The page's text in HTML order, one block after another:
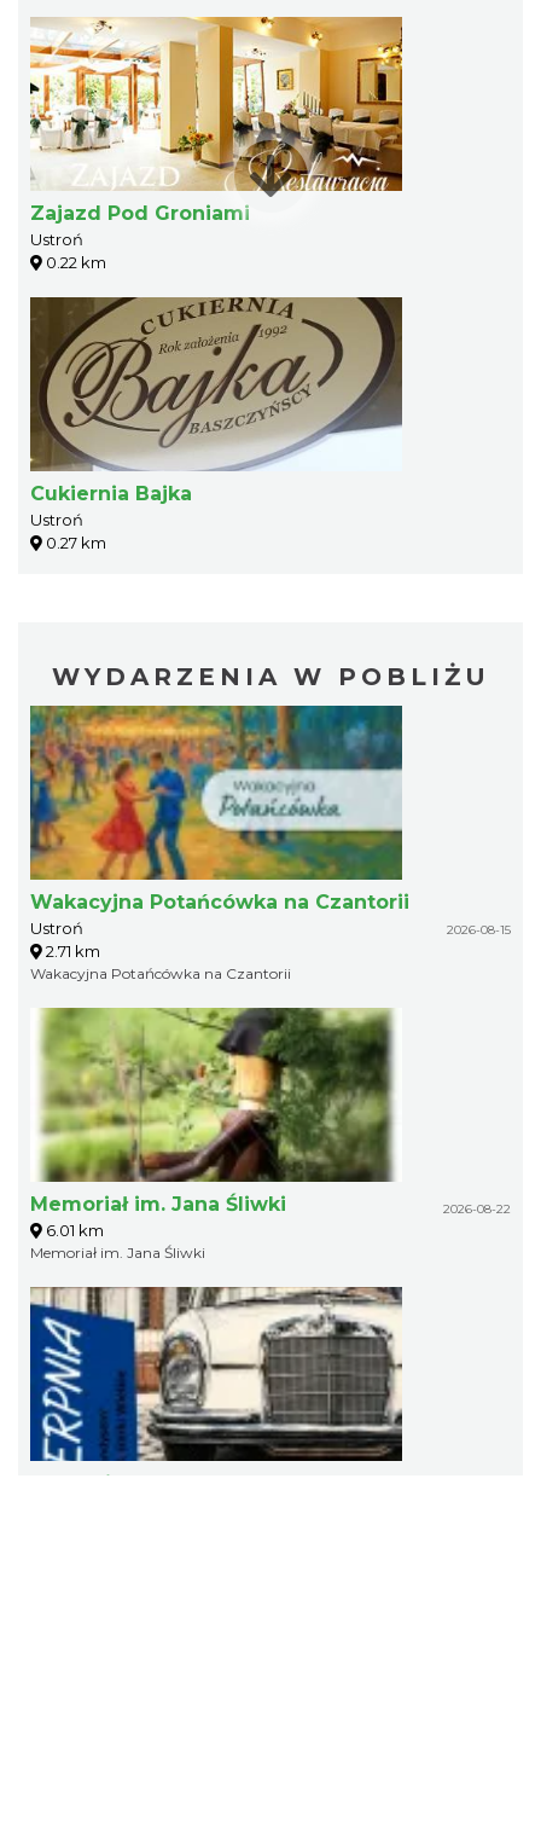
Zajazd Pod Groniami
Ustroń
0.22 km
Cukiernia Bajka
Ustroń
0.27 km
WYDARZENIA W POBLIŻU
Wakacyjna Potańcówka na Czantorii
Ustroń 2026-08-15
2.71 km
Wakacyjna Potańcówka na Czantorii
Memoriał im. Jana Śliwki 2026-08-22
6.01 km
Memoriał im. Jana Śliwki